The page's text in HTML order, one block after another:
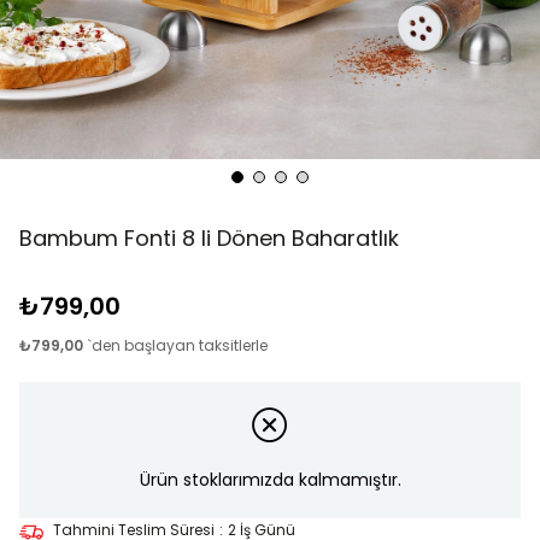
Bambum Fonti 8 li Dönen Baharatlık
₺799,00
₺799,00 `den başlayan taksitlerle
Ürün stoklarımızda kalmamıştır.
Tahmini Teslim Süresi : 2 İş Günü